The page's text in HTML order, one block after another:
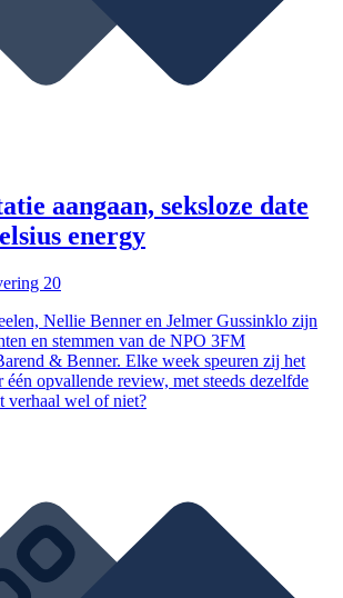
aangaan, seksloze date
energy
20
Nellie Benner en Jelmer Gussinklo zijn
en stemmen van de NPO 3FM
& Benner. Elke week speuren zij het
één opvallende review, met steeds dezelfde
verhaal wel of niet?